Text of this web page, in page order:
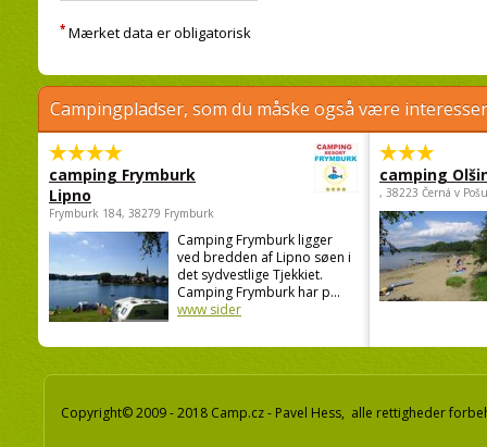
* Mærket data er obligatorisk
Campingpladser, som du måske også være
camping Frymburk
Lipno
Frymburk 184, 38279 Frymburk
Camping Frymburk ligger
ved bredden af Lipno søen i
det sydvestlige Tjekkiet.
Camping Frymburk har p...
www sider
camping
, 38223 Černá v
Copyright© 2009 - 2018 Camp.cz - Pavel Hess, alle rettigheder